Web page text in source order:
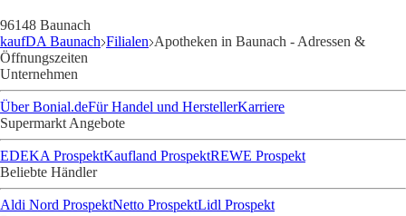
96148 Baunach
kaufDA Baunach Filialen Apotheken in Baunach - Adressen &
Öffnungszeiten
Unternehmen
Über Bonial.deFür Handel und HerstellerKarriere
Supermarkt Angebote
EDEKA ProspektKaufland ProspektREWE Prospekt
Beliebte Händler
Aldi Nord ProspektNetto ProspektLidl Prospekt